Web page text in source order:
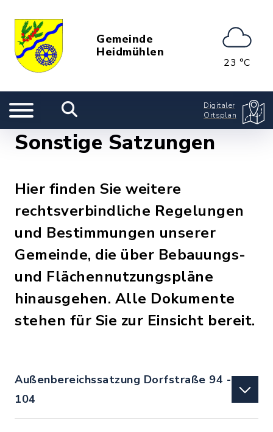
Gemeinde
Heidmühlen
23 °C
Digitaler
Ortsplan
Sonstige Satzungen
Hier finden Sie weitere
rechtsverbindliche Regelungen
und Bestimmungen unserer
Gemeinde, die über Bebauungs-
und Flächennutzungspläne
hinausgehen. Alle Dokumente
stehen für Sie zur Einsicht bereit.
Außenbereichssatzung Dorfstraße 94 -
104